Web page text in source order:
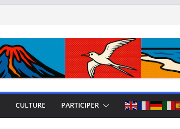
CULTURE PARTICIPER